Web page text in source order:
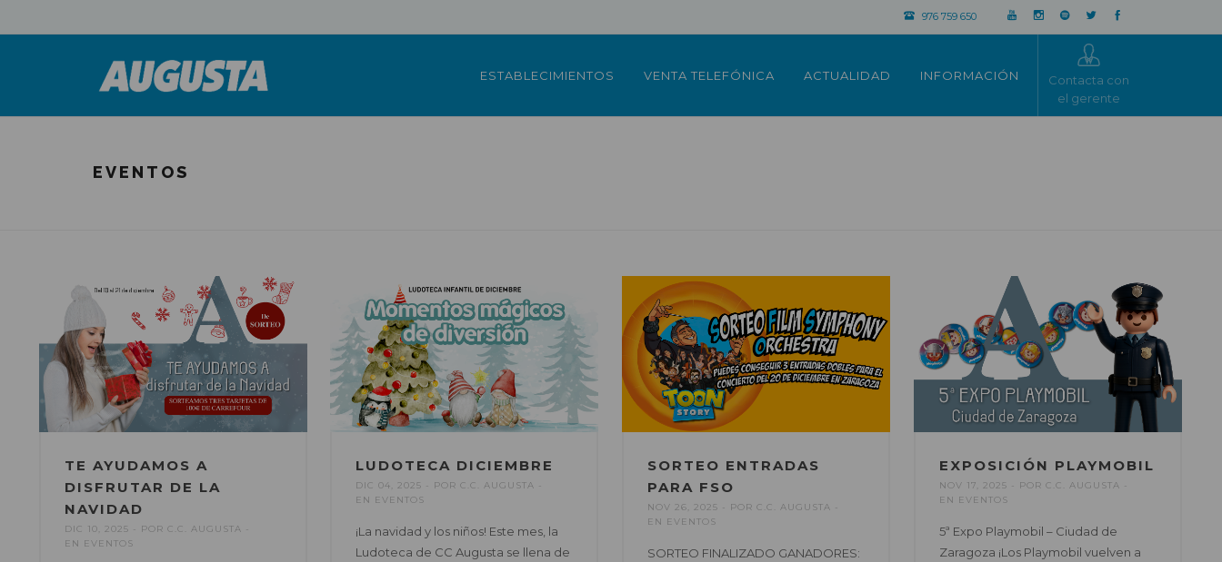
976 759 650
ESTABLECIMIENTOS VENTA TELEFÓNICA ACTUALIDAD INFORMACIÓN
Contacta con
el gerente
EVENTOS
TE AYUDAMOS A
DISFRUTAR DE LA
NAVIDAD
DIC 10, 2025 POR C.C. AUGUSTA
EN EVENTOS
LUDOTECA DICIEMBRE
DIC 04, 2025 POR C.C. AUGUSTA
EN EVENTOS
¡La navidad y los niños! Este mes, la
Ludoteca de CC Augusta se llena de
SORTEO ENTRADAS
PARA FSO
NOV 26, 2025 POR C.C. AUGUSTA
EN EVENTOS
SORTEO FINALIZADO GANADORES:
EXPOSICIÓN PLAYMOBIL
NOV 17, 2025 POR C.C. AUGUSTA
EN EVENTOS
5ª Expo Playmobil – Ciudad de
Zaragoza ¡Los Playmobil vuelven a